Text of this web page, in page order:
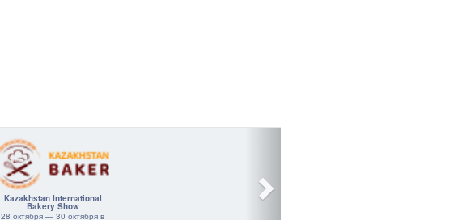
Kazakhstan International
Bakery Show
28 октября — 30 октября в